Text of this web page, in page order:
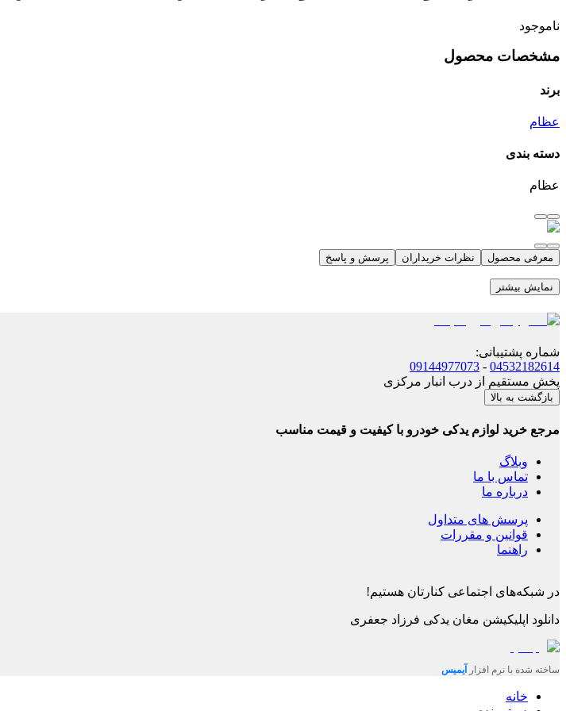
ناموجود
مشخصات محصول
برند
عظام
دسته بندی
عظام
معرفی محصول نظرات خریداران پرسش و پاسخ
نمایش بیشتر
شماره پشتیبانی:
04532182614
-
09144977073
پخش مستقیم از درب انبار مرکزی
بازگشت به بالا
مرجع خرید لوازم یدکی خودرو با کیفیت و قیمت مناسب
وبلاگ
تماس با ما
درباره ما
پرسش های متداول
قوانین و مقررات
راهنما
در شبکه‌های اجتماعی کنارتان هستیم!
دانلود اپلیکیشن مغان یدکی فرزاد جعفری
ساخته شده با نرم افزار آیمیس
خانه